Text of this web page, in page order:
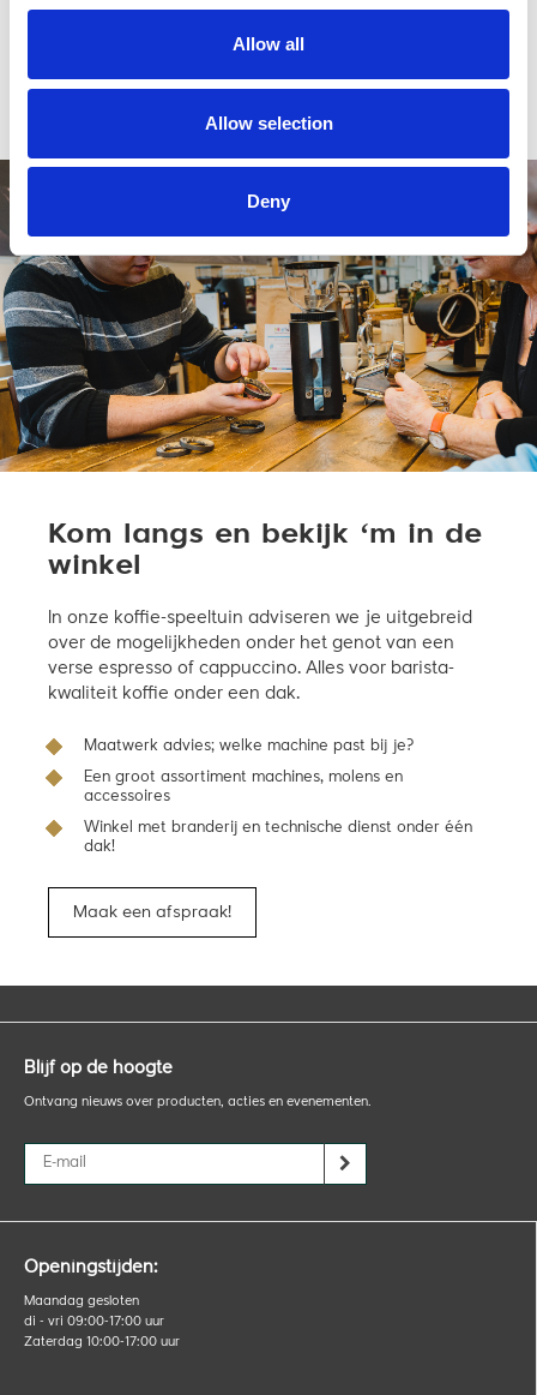
Allow all
Allow selection
Deny
Kom langs en bekijk ‘m in de
winkel
In onze koffie-speeltuin adviseren we je uitgebreid
over de mogelijkheden onder het genot van een
verse espresso of cappuccino. Alles voor barista-
kwaliteit koffie onder een dak.
Maatwerk advies; welke machine past bij je?
Een groot assortiment machines, molens en
accessoires
Winkel met branderij en technische dienst onder één
dak!
Maak een afspraak!
Openingstijden:
Maandag gesloten
di - vri 09:00-17:00 uur
Zaterdag 10:00-17:00 uur
Blijf op de hoogte
Ontvang nieuws over producten, acties en evenementen.